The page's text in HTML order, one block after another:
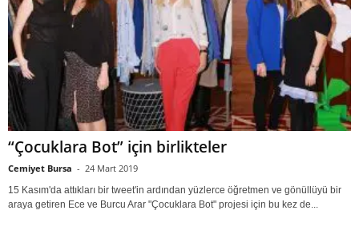
“Çocuklara Bot” için birlikteler
Cemiyet Bursa - 24 Mart 2019
15 Kasım'da attıkları bir tweet'in ardından yüzlerce öğretmen ve gönüllüyü bir
araya getiren Ece ve Burcu Arar "Çocuklara Bot" projesi için bu kez de...